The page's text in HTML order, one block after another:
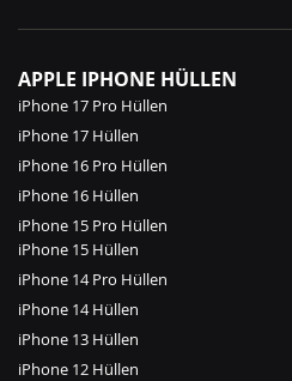
APPLE IPHONE HÜLLEN
iPhone 17 Pro Hüllen
iPhone 17 Hüllen
iPhone 16 Pro Hüllen
iPhone 16 Hüllen
iPhone 15 Pro Hüllen
iPhone 15 Hüllen
iPhone 14 Pro Hüllen
iPhone 14 Hüllen
iPhone 13 Hüllen
iPhone 12 Hüllen